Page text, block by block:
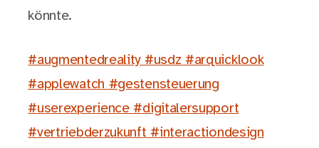
könnte.
#augmentedreality #usdz #arquicklook
#applewatch #gestensteuerung
#userexperience #digitalersupport
#vertriebderzukunft #interactiondesign